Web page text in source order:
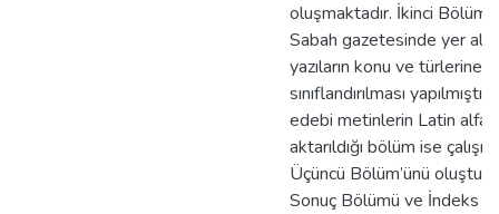
oluşmaktadır. İkinci
Sabah gazetesinde yer
yazıların konu ve türlerine
sınıflandırılması
edebi metinlerin Latin
aktarıldığı bölüm ise
Üçüncü Bölüm’ünü
Sonuç Bölümü ve İndeks